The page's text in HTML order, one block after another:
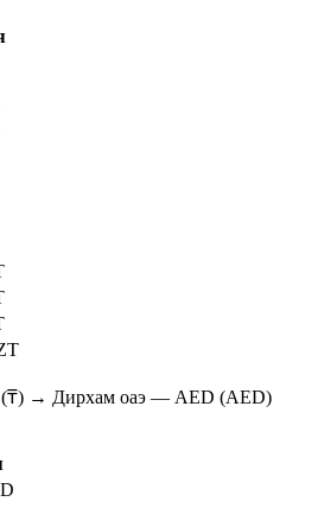
(₸) → Дирхам оаэ — AED (AED)